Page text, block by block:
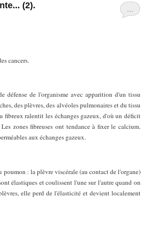
…
(2).
cancers.
défense de l'organisme avec apparition d'un tissu
des plèvres, des alvéoles pulmonaires et du tissu
fibreux ralentit les échanges gazeux, d'où un déficit
zones fibreuses ont tendance à fixer le calcium.
aux échanges gazeux.
: la plèvre viscérale (au contact de l'organe)
élastiques et coulissent l'une sur l'autre quand on
elle perd de l'élasticité et devient localement